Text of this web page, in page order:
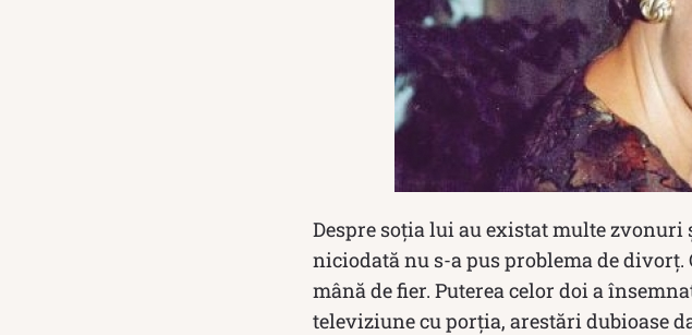
Despre soția lui au existat multe
niciodată nu s-a pus problema de
mână de fier. Puterea celor doi a
televiziune cu porția, arestări dubioase